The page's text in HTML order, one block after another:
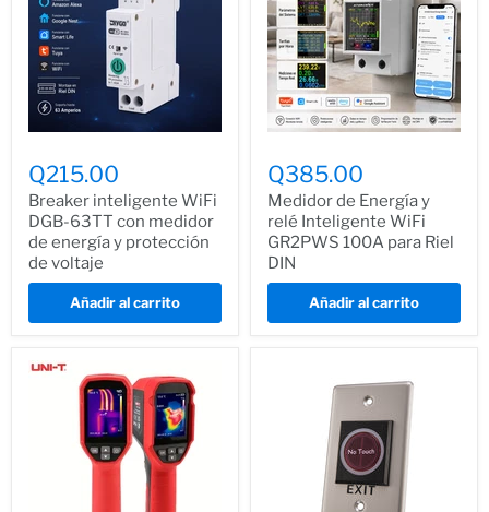
Q215.00
Breaker inteligente WiFi
DGB-63TT con medidor
de energía y protección
de voltaje
Añadir al carrito
Q385.00
Medidor de Energía y
relé Inteligente WiFi
GR2PWS 100A para Riel
DIN
Añadir al carrito